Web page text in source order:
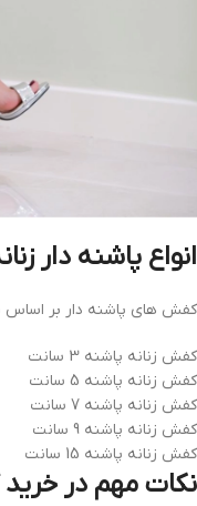
انواع پاشنه دار
کفش های پاشنه دار بر اساس
کفش زنانه پاشنه 3 سانت
کفش زنانه پاشنه 5 سانت
کفش زنانه پاشنه 7 سانت
کفش زنانه پاشنه 9 سانت
کفش زنانه پاشنه 15 سانت
نکات مهم در